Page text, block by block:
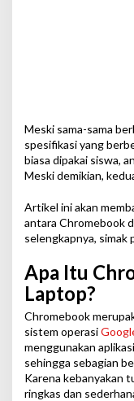
Meski sama-sama
spesifikasi yang
biasa dipakai siswa,
Meski demikian,
Artikel ini akan
antara Chromebook
selengkapnya, simak
Apa Itu
Laptop?
Chromebook
sistem operasi
menggunakan
sehingga sebagian
Karena kebanyakan
ringkas dan